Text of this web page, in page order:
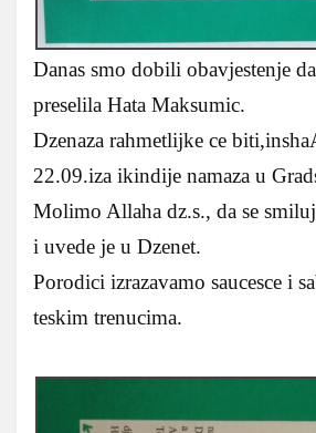
Danas smo dobili obavjestenje
preselila Hata Maksumic.
Dzenaza rahmetlijke ce
22.09.iza ikindije namaza u
Molimo Allaha dz.s., da se
i uvede je u Dzenet.
Porodici izrazavamo saucesce i
teskim trenucima.